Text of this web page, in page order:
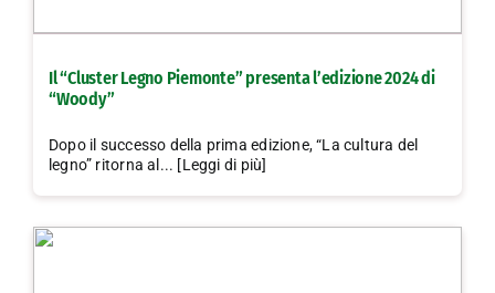
Il “Cluster Legno Piemonte” presenta l’edizione 2024 di
“Woody”
Dopo il successo della prima edizione, “La cultura del
legno” ritorna al... [Leggi di più]